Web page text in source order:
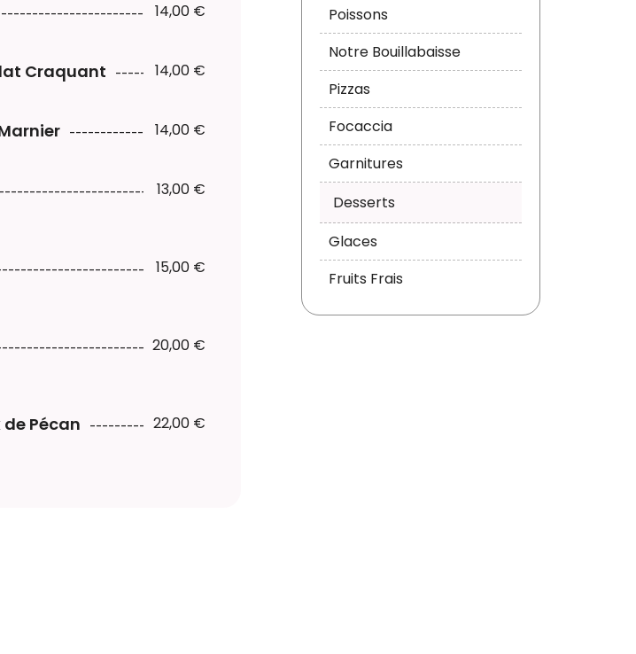
14,00 €
Craquant 14,00 €
14,00 €
13,00 €
15,00 €
20,00 €
Pécan 22,00 €
Poissons
Notre Bouillabaisse
Pizzas
Focaccia
Garnitures
Desserts
Glaces
Fruits Frais